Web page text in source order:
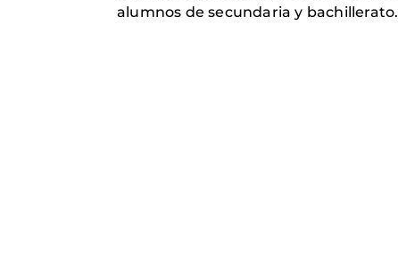
alumnos de secundaria y bachillerato.